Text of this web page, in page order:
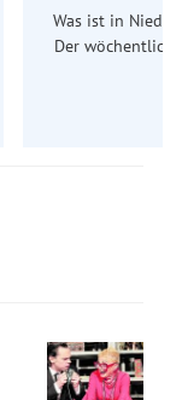
Was ist in
Der